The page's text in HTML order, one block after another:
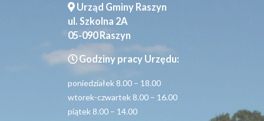
Urząd Gminy Raszyn
ul. Szkolna 2A
05-090 Raszyn
Godziny pracy Urzędu:
poniedziałek 8.00 – 18.00
wtorek-czwartek 8.00 – 16.00
piątek 8.00 – 14.00